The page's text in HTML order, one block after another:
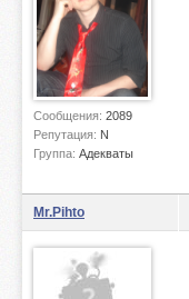
Сообщения: 2089
Репутация: N
Группа: Адекваты
Mr.Pihto